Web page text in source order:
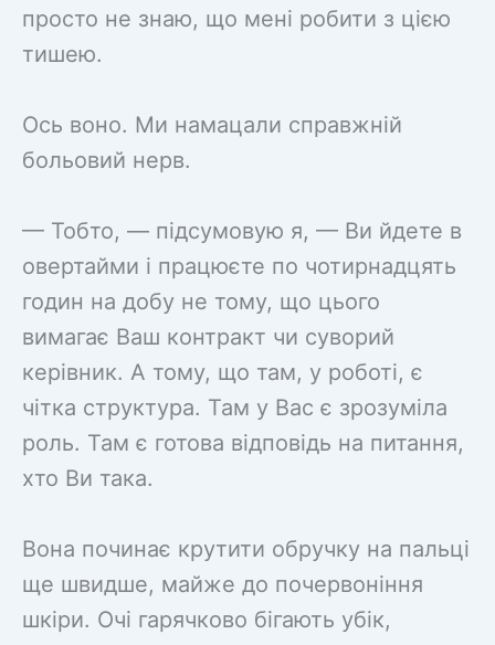
просто не знаю, що мені робити з цією
тишею.
Ось воно. Ми намацали справжній
больовий нерв.
— Тобто, — підсумовую я, — Ви йдете в
овертайми і працюєте по чотирнадцять
годин на добу не тому, що цього
вимагає Ваш контракт чи суворий
керівник. А тому, що там, у роботі, є
чітка структура. Там у Вас є зрозуміла
роль. Там є готова відповідь на питання,
хто Ви така.
Вона починає крутити обручку на пальці
ще швидше, майже до почервоніння
шкіри. Очі гарячково бігають убік,